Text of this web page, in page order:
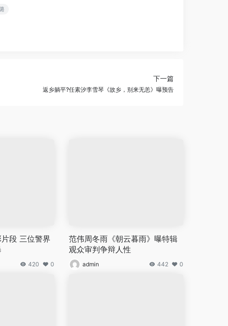
下一篇
返乡躺平?任素汐李雪琴《故乡，别来无恙》曝预告
片段 三位警界
420 0
范伟周冬雨《朝云暮雨》曝特辑
观众审判争辩人性
admin 442 0